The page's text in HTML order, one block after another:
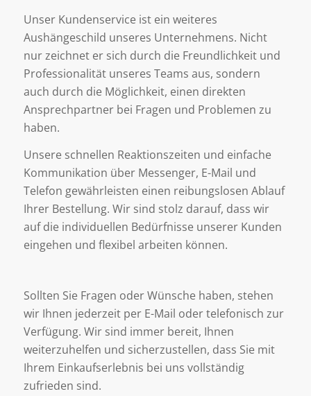
Unser Kundenservice ist ein weiteres
Aushängeschild unseres Unternehmens. Nicht
nur zeichnet er sich durch die Freundlichkeit und
Professionalität unseres Teams aus, sondern
auch durch die Möglichkeit, einen direkten
Ansprechpartner bei Fragen und Problemen zu
haben.
Unsere schnellen Reaktionszeiten und einfache
Kommunikation über Messenger, E-Mail und
Telefon gewährleisten einen reibungslosen Ablauf
Ihrer Bestellung. Wir sind stolz darauf, dass wir
auf die individuellen Bedürfnisse unserer Kunden
eingehen und flexibel arbeiten können.
Sollten Sie Fragen oder Wünsche haben, stehen
wir Ihnen jederzeit per E-Mail oder telefonisch zur
Verfügung. Wir sind immer bereit, Ihnen
weiterzuhelfen und sicherzustellen, dass Sie mit
Ihrem Einkaufserlebnis bei uns vollständig
zufrieden sind.